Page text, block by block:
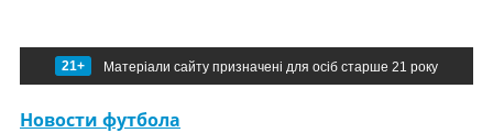
21+ Матеріали сайту призначені для осіб старше 21 року
Новости футбола